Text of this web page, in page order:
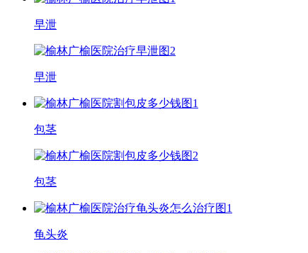
早泄
早泄
包茎
包茎
龟头炎